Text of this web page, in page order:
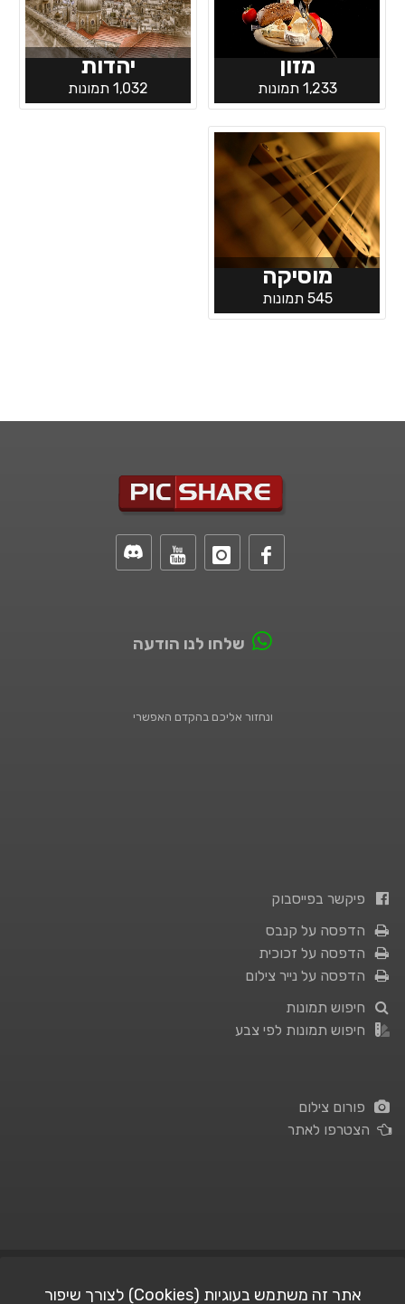
מזון
1,233 תמונות
יהדות
1,032 תמונות
מוסיקה
545 תמונות
שלחו לנו הודעה
ונחזור אליכם בהקדם האפשרי
פיקשר בפייסבוק
הדפסה על קנבס
הדפסה על זכוכית
הדפסה על נייר צילום
חיפוש תמונות
חיפוש תמונות לפי צבע
פורום צילום
הצטרפו לאתר
אתר זה משתמש בעוגיות (Cookies) לצורך שיפור